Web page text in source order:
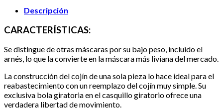
Descripción
CARACTERÍSTICAS:
Se distingue de otras máscaras por su bajo peso, incluido el
arnés, lo que la convierte en la máscara más liviana del mercado.
La construcción del cojín de una sola pieza lo hace ideal para el
reabastecimiento con un reemplazo del cojín muy simple. Su
exclusiva bola giratoria en el casquillo giratorio ofrece una
verdadera libertad de movimiento.